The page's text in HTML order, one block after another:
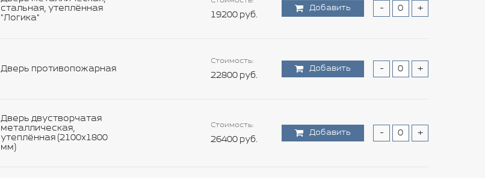
стальная, утеплённая
"Логика"
19200 руб.
Добавить - +
Дверь противопожарная
Стоимость:
22800 руб.
Добавить - +
Дверь двустворчатая
металлическая,
утеплённая (2100х1800
мм)
Стоимость:
26400 руб.
Добавить - +